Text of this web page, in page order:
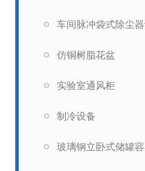
车间脉冲袋式除尘
仿铜树脂花盆
实验室通风柜
制冷设备
玻璃钢立卧式储罐